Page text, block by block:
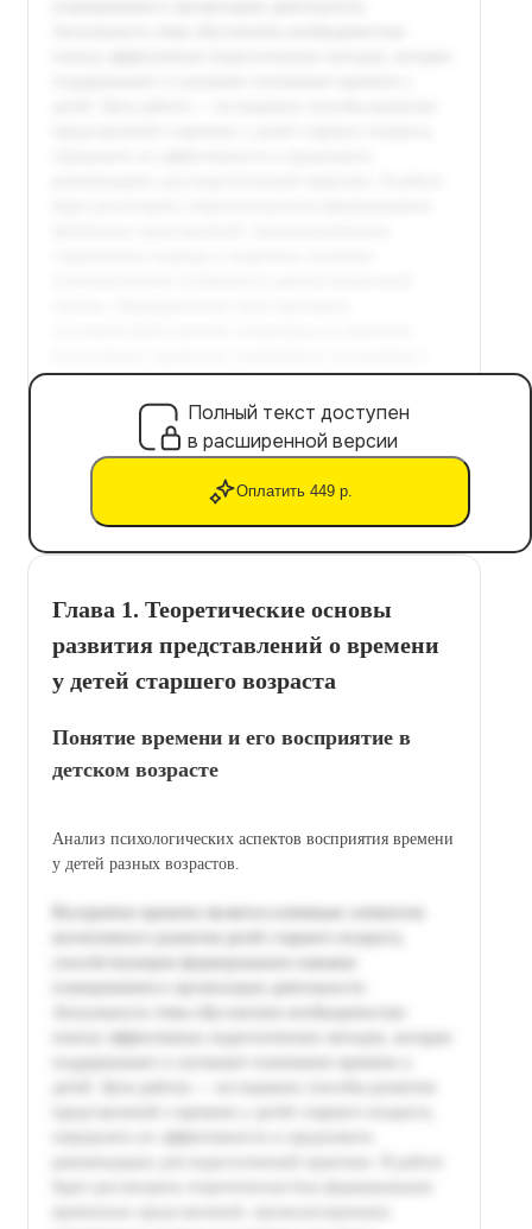
Полный текст доступен
в расширенной версии
Оплатить 449 р.
Глава 1. Теоретические основы
развития представлений о времени
у детей старшего возраста
Понятие времени и его восприятие в
детском возрасте
Анализ психологических аспектов восприятия времени
у детей разных возрастов.